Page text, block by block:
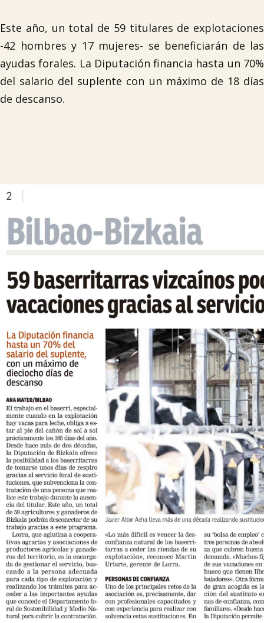
Este año, un total de 59 titulares de explotaciones
-42 hombres y 17 mujeres- se beneficiarán de las
ayudas forales. La Diputación financia hasta un 70%
del salario del suplente con un máximo de 18 días
de descanso.